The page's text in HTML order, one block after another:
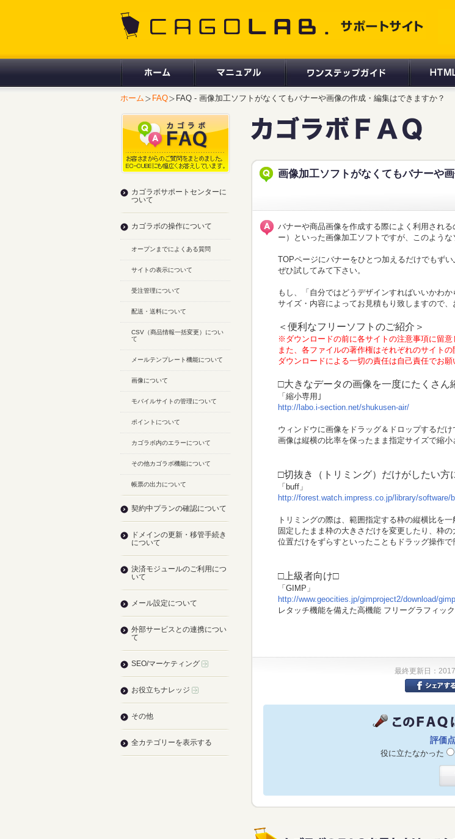
ホーム FAQ FAQ - 画像加工ソフトがなくてもバナーや画像の作成・編集はできますか？
画像加工ソフトがなくてもバナーや
バナーや商品画像を作成する際によく利用され
ー）といった画像加工ソフトですが、このよう
TOPページにバナーをひとつ加えるだけでもずい
ぜひ試してみて下さい。
もし、「自分ではどうデザインすればいいかわ
サイズ・内容によってお見積もり致しますので
＜便利なフリーソフトのご紹介＞
※ダウンロードの前に各サイトの注意事項に留意
また、各ファイルの著作権はそれぞれのサイトの
ダウンロードによる一切の責任は自己責任でお願
□大きなデータの画像を一度にたくさん
「縮小専用｣
http://labo.i-section.net/shukusen-air/
ウィンドウに画像をドラッグ＆ドロップするだ
画像は縦横の比率を保ったまま指定サイズで縮小
□切抜き（トリミング）だけがしたい方
「buff」
http://forest.watch.impress.co.jp/library/software/
トリミングの際は、範囲指定する枠の縦横比を
固定したまま枠の大きさだけを変更したり、枠
位置だけをずらすといったこともドラッグ操作で
□上級者向け□
「GIMP」
http://www.geocities.jp/gimproject2/download/
レタッチ機能を備えた高機能 フリーグラフィック
最終更新日：
評価
役に立たなかった
カゴラボサポートセンターに
ついて
カゴラボの操作について
オープンまでによくある質問
サイトの表示について
受注管理について
配送・送料について
CSV（商品情報一括変更）につい
て
メールテンプレート機能について
画像について
モバイルサイトの管理について
ポイントについて
カゴラボ内のエラーについて
その他カゴラボ機能について
帳票の出力について
契約中プランの確認について
ドメインの更新・移管手続き
について
決済モジュールのご利用につ
いて
メール設定について
外部サービスとの連携につい
て
SEO/マーケティング
お役立ちナレッジ
その他
全カテゴリーを表示する